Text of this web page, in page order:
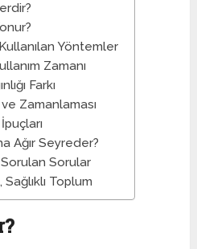
Yöntemler
Zamanı
Farkı
Zamanlaması
Ağır Seyreder?
Sorulan Sorular
Toplum